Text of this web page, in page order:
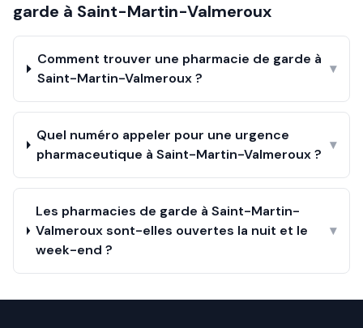
garde à Saint-Martin-Valmeroux
Comment trouver une pharmacie de garde à
Saint-Martin-Valmeroux ?
▾
Quel numéro appeler pour une urgence
pharmaceutique à Saint-Martin-Valmeroux ?
▾
Les pharmacies de garde à Saint-Martin-
Valmeroux sont-elles ouvertes la nuit et le
week-end ?
▾